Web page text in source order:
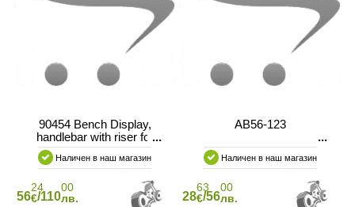
90454 Bench Display,
handlebar with riser for
motorcycle products
exposure
Наличен в наш магазин
56
24
€/110
00
лв.
AB56-123
Наличен в наш магазин
28
63
€/56
00
лв.